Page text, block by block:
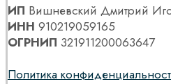
ИП Вишневский Дмитрий
ИНН 910219059165
ОГРНИП 321911200063647
Политика